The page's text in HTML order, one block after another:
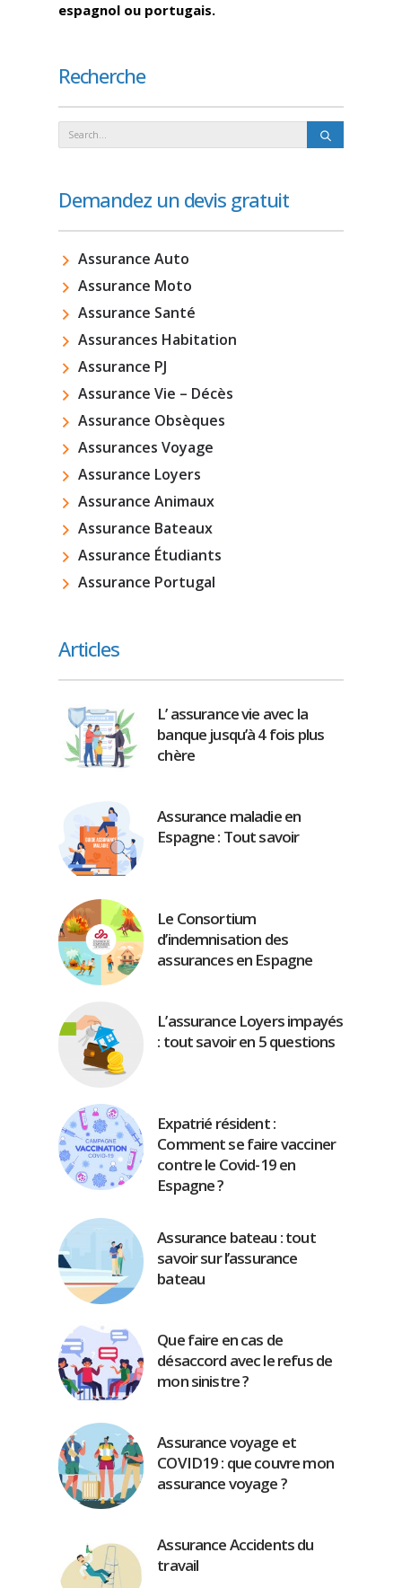
espagnol ou portugais.
Recherche
Demandez un devis gratuit
Assurance Auto
Assurance Moto
Assurance Santé
Assurances Habitation
Assurance PJ
Assurance Vie – Décès
Assurance Obsèques
Assurances Voyage
Assurance Loyers
Assurance Animaux
Assurance Bateaux
Assurance Étudiants
Assurance Portugal
Articles
L’ assurance vie avec la
banque jusqu’à 4 fois plus
chère
Assurance maladie en
Espagne : Tout savoir
Le Consortium
d’indemnisation des
assurances en Espagne
L’assurance Loyers impayés
: tout savoir en 5 questions
Expatrié résident :
Comment se faire vacciner
contre le Covid-19 en
Espagne ?
Assurance bateau : tout
savoir sur l’assurance
bateau
Que faire en cas de
désaccord avec le refus de
mon sinistre ?
Assurance voyage et
COVID19 : que couvre mon
assurance voyage ?
Assurance Accidents du
travail